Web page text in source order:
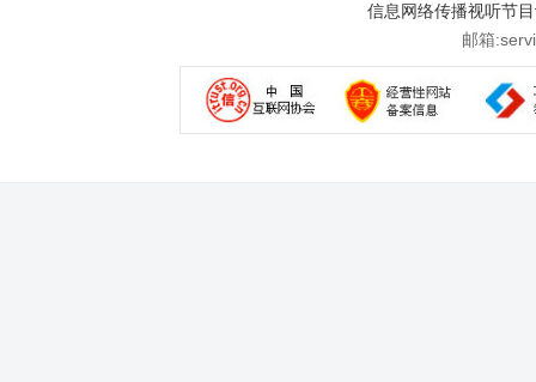
信息网络传播视听节
邮箱